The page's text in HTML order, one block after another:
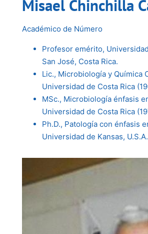
Misael Chinchilla
Académico de Número
Profesor emérito,
San José, Costa Rica.
Lic., Microbiología y Química
Universidad de Costa Rica
MSc., Microbiología énfasis
Universidad de Costa Rica
Ph.D., Patología con énfasis
Universidad de Kansas,